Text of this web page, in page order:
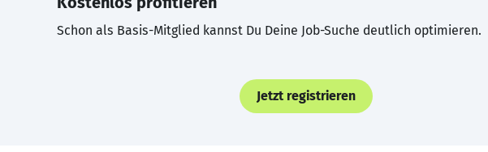
Schon als Basis-Mitglied kannst Du Deine Job-Suche deutlich optimieren.
Jetzt registrieren